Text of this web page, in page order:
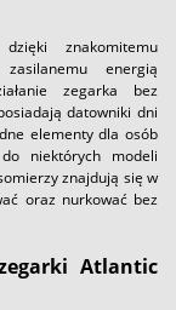
znakomitemu
zasilanemu energią
zegarka bez
datowniki dni
elementy dla osób
niektórych modeli
znajdują się w
oraz nurkować bez
Atlantic